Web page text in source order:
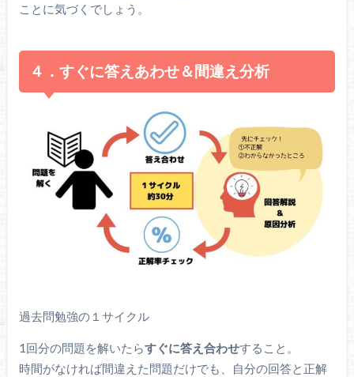
ことに気づくでしょう。
４．すぐに答えあわせ＆間違え分析
過去問勉強の１サイクル
1回分の問題を解いたらすぐに答え合わせすること。
時間がなければ間違えた問題だけでも、自分の回答と正解